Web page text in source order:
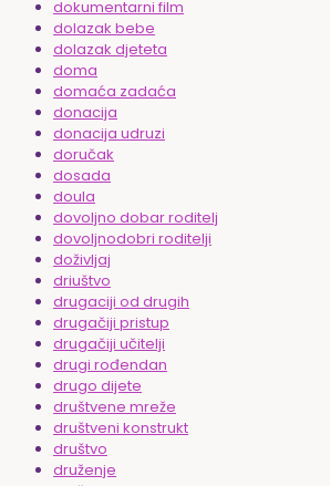
dokumentarni film
dolazak bebe
dolazak djeteta
doma
domaća zadaća
donacija
donacija udruzi
doručak
dosada
doula
dovoljno dobar roditelj
dovoljnodobri roditelji
doživljaj
driuštvo
drugaciji od drugih
drugačiji pristup
drugačiji učitelji
drugi rođendan
drugo dijete
društvene mreže
društveni konstrukt
društvo
druženje